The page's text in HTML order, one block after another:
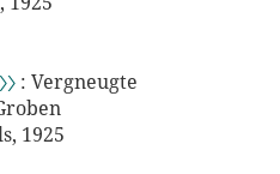
: Vergneugte
1925